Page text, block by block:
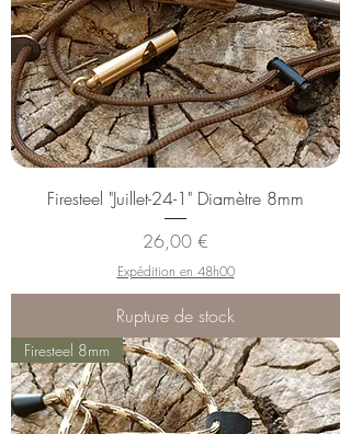
Firesteel "Juillet-24-1" Diamètre 8mm
Prix
26,00 €
Expédition en 48h00
Rupture de stock
Firesteel 8mm